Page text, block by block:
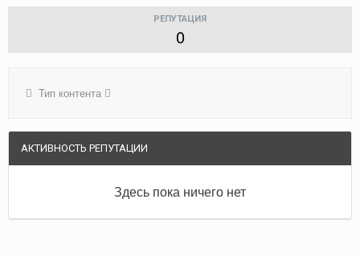
РЕПУТАЦИЯ
0
Тип контента
АКТИВНОСТЬ РЕПУТАЦИИ
Здесь пока ничего нет